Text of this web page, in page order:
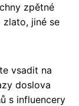
zpětné
jiné se
vsadit na
doslova
s influencery